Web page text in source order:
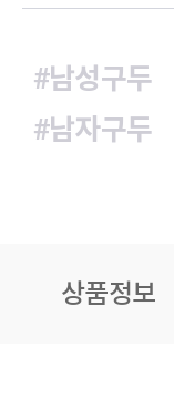
#남성구두
#남자구두
상품정보